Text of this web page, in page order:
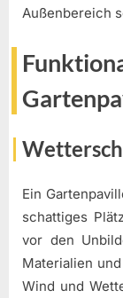
Außenbereich
Ein
schattiges
vor den
Materialien
Wind und